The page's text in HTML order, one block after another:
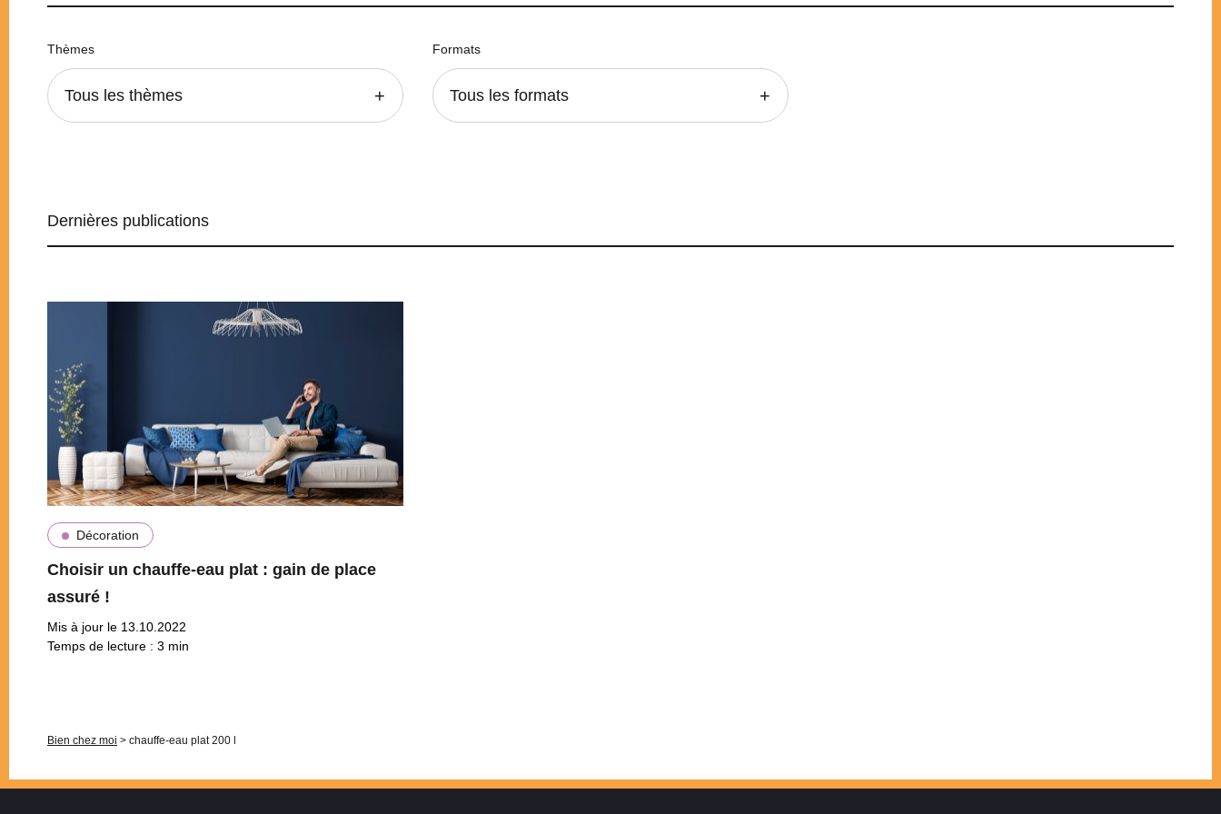
Thèmes
Tous les thèmes
Formats
Tous les formats
Dernières publications
Décoration
Choisir un chauffe-eau plat : gain de place
assuré !
Mis à jour le 13.10.2022
Temps de lecture : 3 min
Bien chez moi > chauffe-eau plat 200 l